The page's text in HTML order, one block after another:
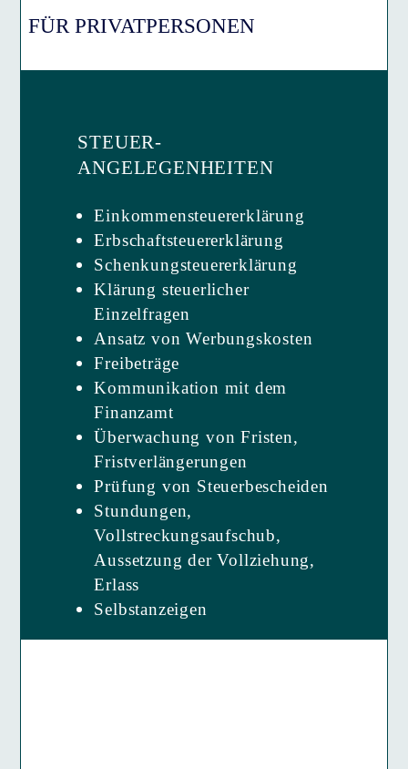
FÜR PRIVATPERSONEN
STEUER­
ANGELEGENHEITEN
Einkommensteuer­erklärung
Erbschaftsteuer­erklärung
Schenkungsteuer­erklärung
Klärung steuerlicher
Einzelfragen
Ansatz von Werbungskosten
Freibeträge
Kommunikation mit dem
Finanzamt
Überwachung von Fristen,
Fristverlängerungen
Prüfung von Steuerbescheiden
Stundungen,
Vollstreckungsaufschub,
Aussetzung der Vollziehung,
Erlass
Selbstanzeigen